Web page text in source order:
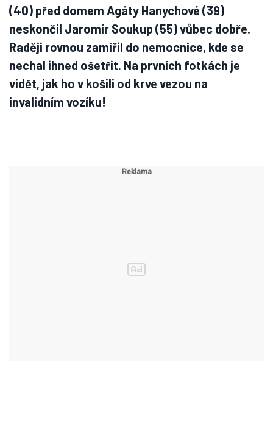
(40) před domem Agáty Hanychové (39)
neskončil Jaromír Soukup (55) vůbec dobře.
Raději rovnou zamířil do nemocnice, kde se
nechal ihned ošetřit. Na prvních fotkách je
vidět, jak ho v košili od krve vezou na
invalidním vozíku!